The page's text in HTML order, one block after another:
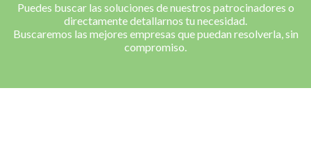
Puedes buscar las soluciones de nuestros patrocinadores o
directamente detallarnos tu necesidad.
Buscaremos las mejores empresas que puedan resolverla, sin
compromiso.